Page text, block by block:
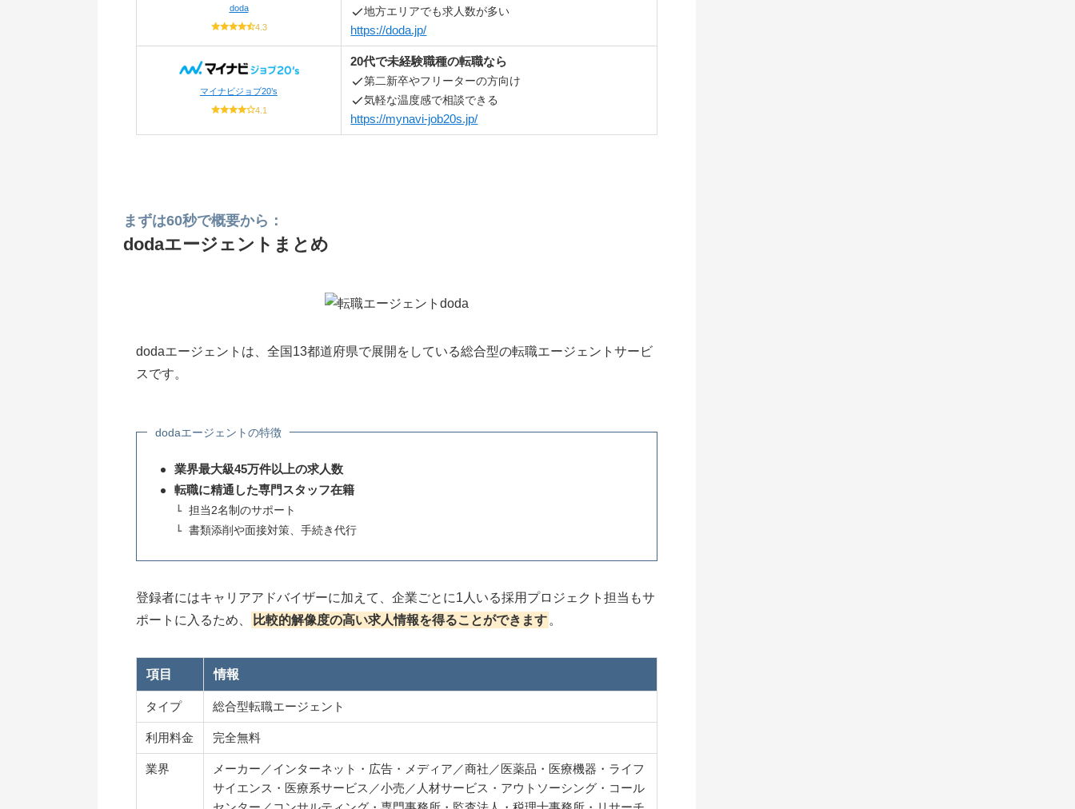
doda
4.3
地方エリアでも求人数が多い
https://doda.jp/
マイナビジョブ20’s
4.1
20代で未経験職種の転職なら
第二新卒やフリーターの方向け
気軽な温度感で相談できる
https://mynavi-job20s.jp/
まずは60秒で概要から：
dodaエージェントまとめ
dodaエージェントは、全国13都道府県で展開をしている総合型の転職エージェントサービ
スです。
dodaエージェントの特徴
業界最大級45万件以上の求人数
転職に精通した専門スタッフ在籍
担当2名制のサポート
書類添削や面接対策、手続き代行
登録者にはキャリアアドバイザーに加えて、企業ごとに1人いる採用プロジェクト担当もサ
ポートに入るため、
比較的解像度の高い求人情報を得ることができます 。
項目 情報
タイプ 総合型転職エージェント
利用料金 完全無料
業界
メーカー／インターネット・広告・メディア／商社／医薬品・医療機器・ライフ
サイエンス・医療系サービス／小売／人材サービス・アウトソーシング・コール